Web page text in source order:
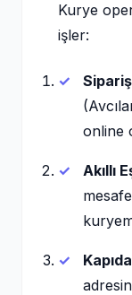
Kurye
işler:
online
Akıllı